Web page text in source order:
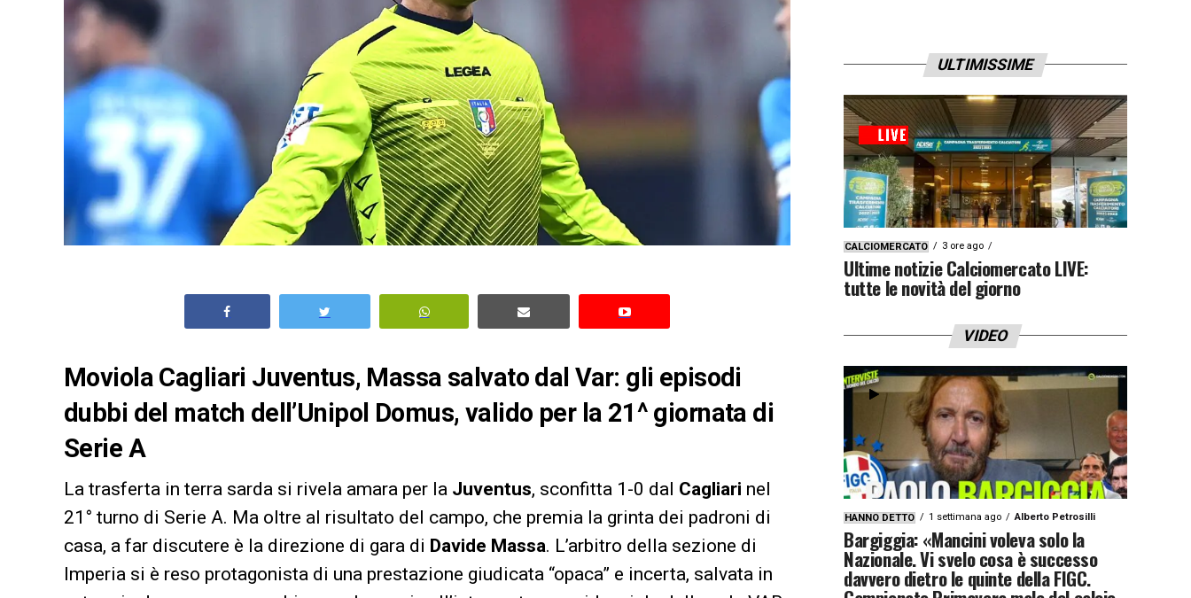
Moviola Cagliari Juventus, Massa salvato dal Var: gli episodi
dubbi del match dell’Unipol Domus, valido per la 21^ giornata di
Serie A
La trasferta in terra sarda si rivela amara per la Juventus, sconfitta 1-0 dal Cagliari nel
21° turno di Serie A. Ma oltre al risultato del campo, che premia la grinta dei padroni di
casa, a far discutere è la direzione di gara di Davide Massa. L’arbitro della sezione di
Imperia si è reso protagonista di una prestazione giudicata “opaca” e incerta, salvata in
ULTIMISSIME
CALCIOMERCATO 3 ore ago
Ultime notizie Calciomercato LIVE:
tutte le novità del giorno
VIDEO
HANNO DETTO 1 settimana ago Alberto Petrosilli
Bargiggia: «Mancini voleva solo la
Nazionale. Vi svelo cosa è successo
davvero dietro le quinte della FIGC.